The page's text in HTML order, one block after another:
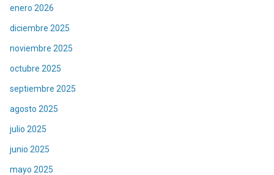
enero 2026
diciembre 2025
noviembre 2025
octubre 2025
septiembre 2025
agosto 2025
julio 2025
junio 2025
mayo 2025